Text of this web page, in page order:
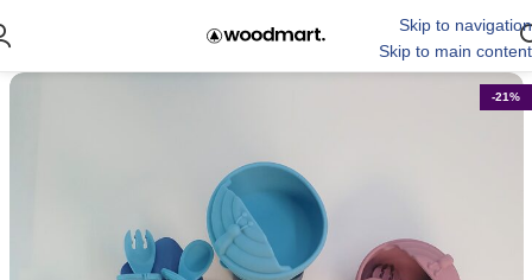
Skip to navigation
Skip to main content
-21%